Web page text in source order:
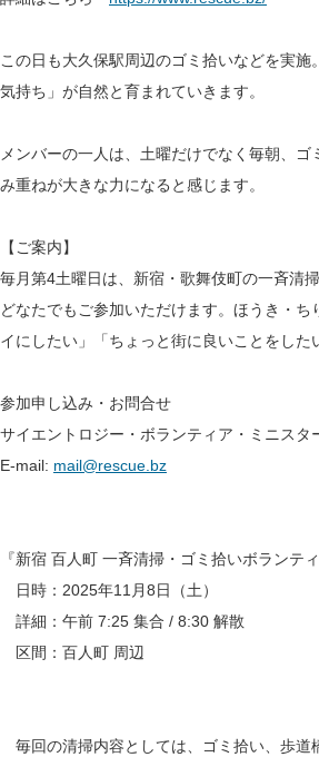
この日も大久保駅周辺のゴミ拾いなどを実
気持ち」が自然と育まれていきます。
メンバーの一人は、土曜だけでなく毎朝、
み重ねが大きな力になると感じます。
【ご案内】
毎月第4土曜日は、新宿・歌舞伎町の一斉清掃
どなたでもご参加いただけます。ほうき・
イにしたい」「ちょっと街に良いことをし
参加申し込み・お問合せ
サイエントロジー・ボランティア・ミニスタ
E-mail: mail@rescue.bz
『新宿 百人町 一斉清掃・ゴミ拾いボランテ
日時：2025年11月8日（土）
詳細：午前 7:25 集合 / 8:30 解散
区間：百人町 周辺
毎回の清掃内容としては、ゴミ拾い、歩道